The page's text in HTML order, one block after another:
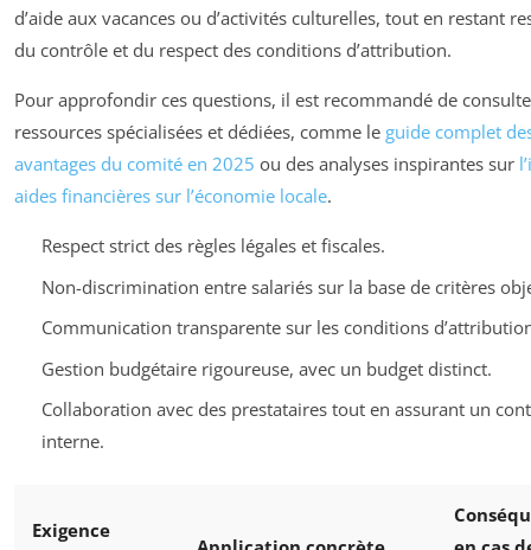
d’aide aux vacances ou d’activités culturelles, tout en restant
du contrôle et du respect des conditions d’attribution.
Pour approfondir ces questions, il est recommandé de
ressources spécialisées et dédiées, comme le guide complet
avantages du comité en 2025 ou des analyses inspirantes sur
aides financières sur l’économie locale.
Respect strict des règles légales et fiscales.
Non-discrimination entre salariés sur la base de critères
Communication transparente sur les conditions
Gestion budgétaire rigoureuse, avec un budget distinct.
Collaboration avec des prestataires tout en assurant un
interne.
Exigence